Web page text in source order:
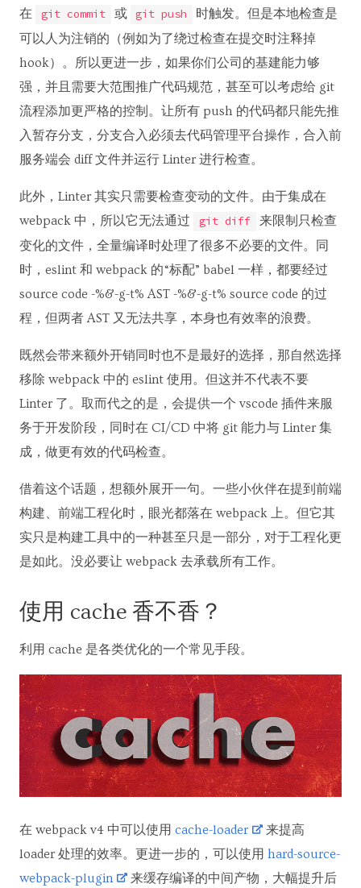
在
git commit 或 git push
时触发。但是本地检查是
可以人为注销的（例如为了绕过检查在提交时注释掉
hook）。所以更进一步，如果你们公司的基建能力够
强，并且需要大范围推广代码规范，甚至可以考虑给 git
流程添加更严格的控制。让所有 push 的代码都只能先推
入暂存分支，分支合入必须去代码管理平台操作，合入前
服务端会 diff 文件并运行 Linter 进行检查。
此外，Linter 其实只需要检查变动的文件。由于集成在
webpack 中，所以它无法通过
git diff
来限制只检查
变化的文件，全量编译时处理了很多不必要的文件。同
时，eslint 和 webpack 的“标配” babel 一样，都要经过
source code -%&-g-t% AST -%&-g-t% source code 的过
程，但两者 AST 又无法共享，本身也有效率的浪费。
既然会带来额外开销同时也不是最好的选择，那自然选择
移除 webpack 中的 eslint 使用。但这并不代表不要
Linter 了。取而代之的是，会提供一个 vscode 插件来服
务于开发阶段，同时在 CI/CD 中将 git 能力与 Linter 集
成，做更有效的代码检查。
借着这个话题，想额外展开一句。一些小伙伴在提到前端
构建、前端工程化时，眼光都落在 webpack 上。但它其
实只是构建工具中的一种甚至只是一部分，对于工程化更
是如此。没必要让 webpack 去承载所有工作。
使用 cache 香不香？
利用 cache 是各类优化的一个常见手段。
在 webpack v4 中可以使用 cache-loader
来提高
loader 处理的效率。更进一步的，可以使用 hard-source-
webpack-plugin
来缓存编译的中间产物，大幅提升后